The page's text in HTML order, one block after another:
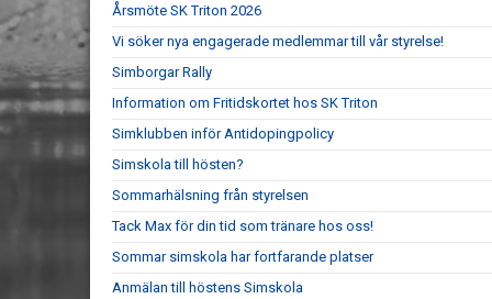
Årsmöte SK Triton 2026
Vi söker nya engagerade medlemmar till vår styrelse!
Simborgar Rally
Information om Fritidskortet hos SK Triton
Simklubben inför Antidopingpolicy
Simskola till hösten?
Sommarhälsning från styrelsen
Tack Max för din tid som tränare hos oss!
Sommar simskola har fortfarande platser
Anmälan till höstens Simskola